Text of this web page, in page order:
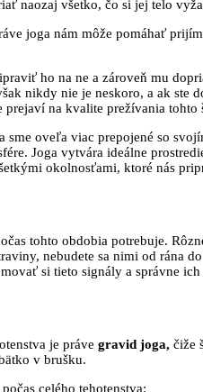
naozaj všetko, čo si jej telo
joga nám môže pomáhať
ho na ne a zároveň mu
nikdy nie je neskoro, a ak ste
na kvalite prežívania
sme oveľa viac prepojené so
Joga vytvára ideálne
okolnosťami, ktoré nás
tohto obdobia potrebuje.
nebudete sa nimi od rána
si tieto signály a správne
je práve gravid joga, čiže
v brušku.
celého tehotenstva: